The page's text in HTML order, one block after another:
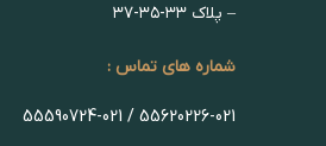
– پلاک ۳۳-۳۵-۳۷
شماره های تماس :
55620226-021 / 55590724-021